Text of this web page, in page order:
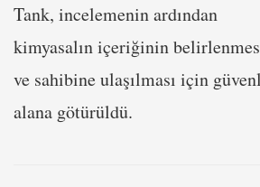
Tank, incelemenin ardından
kimyasalın içeriğinin
ve sahibine ulaşılması için
alana götürüldü.